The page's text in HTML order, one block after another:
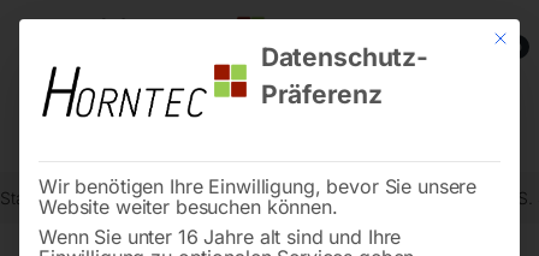
0
Start Metallbearbeitung Magnetbohrmaschinen Kernbohrer
Mit
Datenschutz-
Präferenz
Wir benötigen Ihre Einwilligung, bevor Sie unsere
Website weiter besuchen können.
Wenn Sie unter 16 Jahre alt sind und Ihre